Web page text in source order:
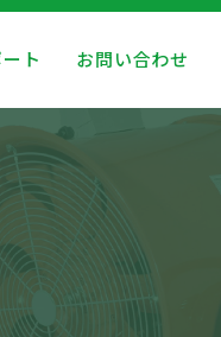
ト お問い合わせ